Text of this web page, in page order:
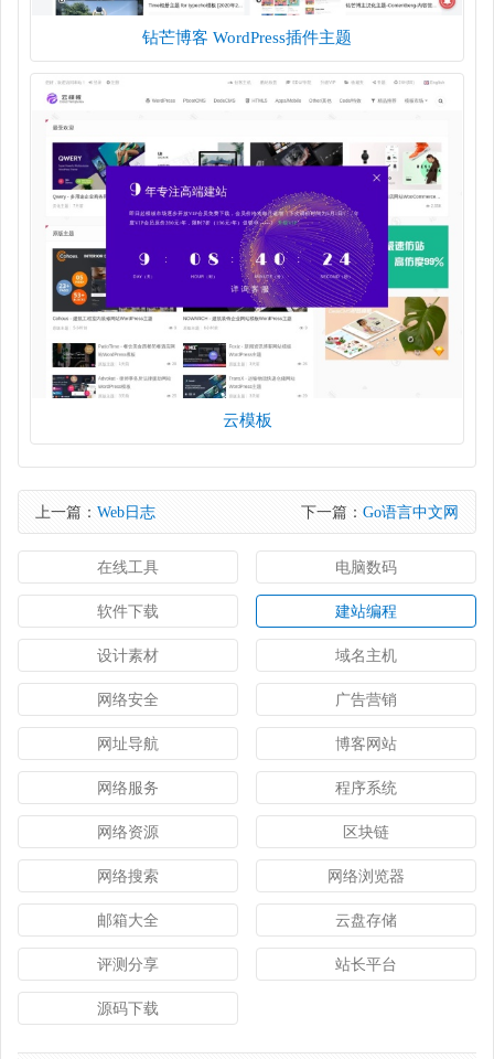
钻芒博客 WordPress插件主题
云模板
上一篇： Web日志 下一篇： Go语言中文网
在线工具 电脑数码
软件下载 建站编程
设计素材 域名主机
网络安全 广告营销
网址导航 博客网站
网络服务 程序系统
网络资源 区块链
网络搜索 网络浏览器
邮箱大全 云盘存储
评测分享 站长平台
源码下载